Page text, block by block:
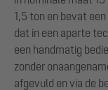
1,5 ton en bevat
dat in een aparte
een handmatig
zonder
afgevuld en via de